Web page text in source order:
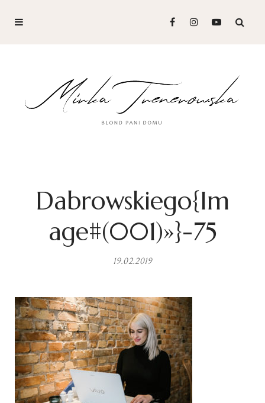
Dabrowskiego{Im
age#(001)»}-75
19.02.2019